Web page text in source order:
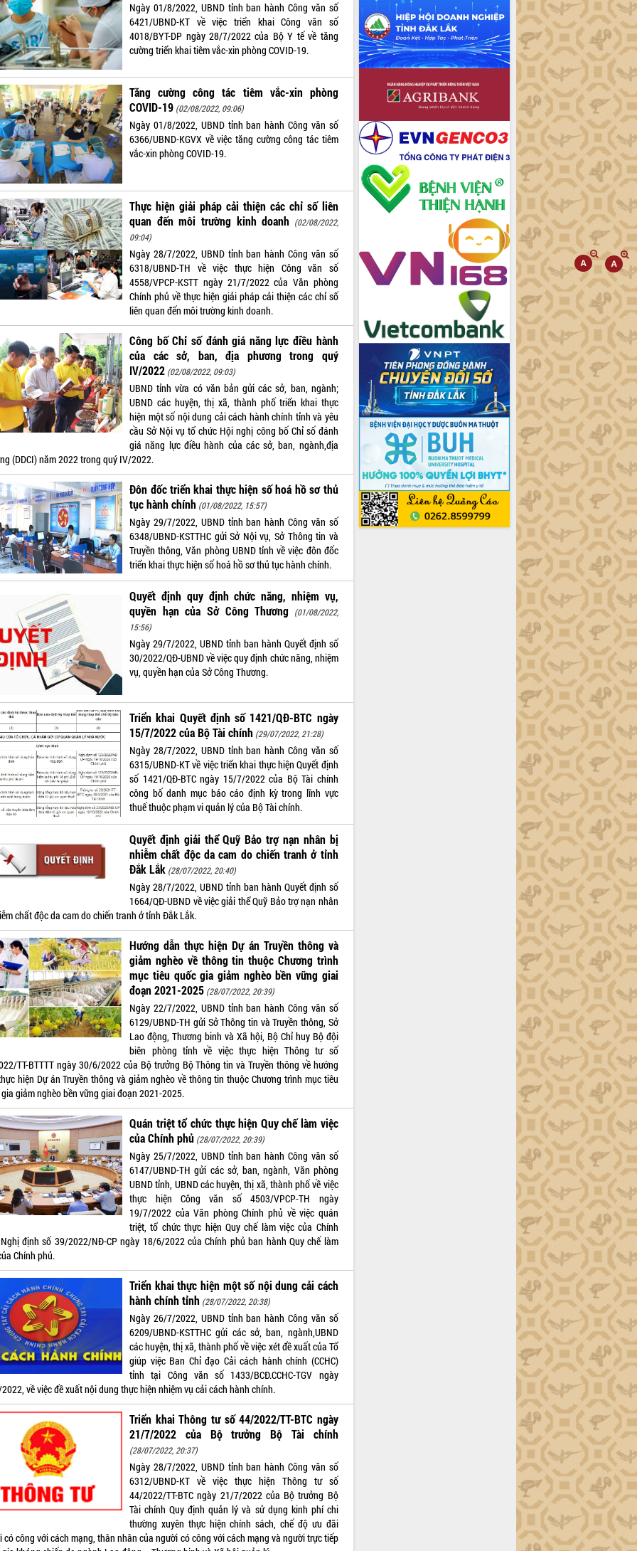
Ngày 01/8/2022, UBND tỉnh ban hành Công văn số
6421/UBND-KT về việc triển khai Công văn số
4018/BYT-DP ngày 28/7/2022 của Bộ Y tế về tăng
cường triển khai tiêm vắc-xin phòng COVID-19.
Tăng cường công tác tiêm vắc-xin phòng
COVID-19 (02/08/2022, 09:06)
Ngày 01/8/2022, UBND tỉnh ban hành Công văn số
6366/UBND-KGVX về việc tăng cường công tác tiêm
vắc-xin phòng COVID-19.
Thực hiện giải pháp cải thiện các chỉ số liên
quan đến môi trường kinh doanh (02/08/2022,
09:04)
Ngày 28/7/2022, UBND tỉnh ban hành Công văn số
6318/UBND-TH về việc thực hiện Công văn số
4558/VPCP-KSTT ngày 21/7/2022 của Văn phòng
Chính phủ về thực hiện giải pháp cải thiện các chỉ số
liên quan đến môi trường kinh doanh.
Công bố Chỉ số đánh giá năng lực điều hành
của các sở, ban, địa phương trong quý
IV/2022 (02/08/2022, 09:03)
UBND tỉnh vừa có văn bản gửi các sở, ban, ngành;
UBND các huyện, thị xã, thành phố triển khai thực
hiện một số nội dung cải cách hành chính tỉnh và yêu
cầu Sở Nội vụ tổ chức Hội nghị công bố Chỉ số đánh
giá năng lực điều hành của các sở, ban, ngành,địa
(DDCI) năm 2022 trong quý IV/2022.
Đôn đốc triển khai thực hiện số hoá hồ sơ thủ
tục hành chính (01/08/2022, 15:57)
Ngày 29/7/2022, UBND tỉnh ban hành Công văn số
6348/UBND-KSTTHC gửi Sở Nội vụ, Sở Thông tin và
Truyền thông, Văn phòng UBND tỉnh về việc đôn đốc
triển khai thực hiện số hoá hồ sơ thủ tục hành chính.
Quyết định quy định chức năng, nhiệm vụ,
quyền hạn của Sở Công Thương
(01/08/2022,
15:56)
Ngày 29/7/2022, UBND tỉnh ban hành Quyết định số
30/2022/QĐ-UBND về việc quy định chức năng, nhiệm
vụ, quyền hạn của Sở Công Thương.
Triển khai Quyết định số 1421/QĐ-BTC ngày
15/7/2022 của Bộ Tài chính (29/07/2022, 21:28)
Ngày 28/7/2022, UBND tỉnh ban hành Công văn số
6315/UBND-KT về việc triển khai thực hiện Quyết định
số 1421/QĐ-BTC ngày 15/7/2022 của Bộ Tài chính
công bố danh mục báo cáo định kỳ trong lĩnh vực
thuế thuộc phạm vi quản lý của Bộ Tài chính.
Quyết định giải thể Quỹ Bảo trợ nạn nhân bị
nhiễm chất độc da cam do chiến tranh ở tỉnh
Đắk Lắk (28/07/2022, 20:40)
Ngày 28/7/2022, UBND tỉnh ban hành Quyết định số
1664/QĐ-UBND về việc giải thể Quỹ Bảo trợ nạn nhân
chất độc da cam do chiến tranh ở tỉnh Đắk Lắk.
Hướng dẫn thực hiện Dự án Truyền thông và
giảm nghèo về thông tin thuộc Chương trình
mục tiêu quốc gia giảm nghèo bền vững giai
đoạn 2021-2025 (28/07/2022, 20:39)
Ngày 22/7/2022, UBND tỉnh ban hành Công văn số
6129/UBND-TH gửi Sở Thông tin và Truyền thông, Sở
Lao động, Thương binh và Xã hội, Bộ Chỉ huy Bộ đội
biên phòng tỉnh về việc thực hiện Thông tư số
TT-BTTTT ngày 30/6/2022 của Bộ trưởng Bộ Thông tin và Truyền thông về hướng
hiện Dự án Truyền thông và giảm nghèo về thông tin thuộc Chương trình mục tiêu
giảm nghèo bền vững giai đoạn 2021-2025.
Quán triệt tổ chức thực hiện Quy chế làm việc
của Chính phủ (28/07/2022, 20:39)
Ngày 25/7/2022, UBND tỉnh ban hành Công văn số
6147/UBND-TH gửi các sở, ban, ngành, Văn phòng
UBND tỉnh, UBND các huyện, thị xã, thành phố về việc
thực hiện Công văn số 4503/VPCP-TH ngày
19/7/2022 của Văn phòng Chính phủ về việc quán
triệt, tổ chức thực hiện Quy chế làm việc của Chính
định số 39/2022/NĐ-CP ngày 18/6/2022 của Chính phủ ban hành Quy chế làm
Chính phủ.
Triển khai thực hiện một số nội dung cải cách
hành chính tỉnh (28/07/2022, 20:38)
Ngày 26/7/2022, UBND tỉnh ban hành Công văn số
6209/UBND-KSTTHC gửi các sở, ban, ngành,UBND
các huyện, thị xã, thành phố về việc xét đề xuất của Tổ
giúp việc Ban Chỉ đạo Cải cách hành chính (CCHC)
tỉnh tại Công văn số 1433/BCĐ.CCHC-TGV ngày
về việc đề xuất nội dung thực hiện nhiệm vụ cải cách hành chính.
Triển khai Thông tư số 44/2022/TT-BTC ngày
21/7/2022 của Bộ trưởng Bộ Tài chính
(28/07/2022, 20:37)
Ngày 28/7/2022, UBND tỉnh ban hành Công văn số
6312/UBND-KT về việc thực hiện Thông tư số
44/2022/TT-BTC ngày 21/7/2022 của Bộ trưởng Bộ
Tài chính Quy định quản lý và sử dụng kinh phí chi
thường xuyên thực hiện chính sách, chế độ ưu đãi
có công với cách mạng, thân nhân của người có công với cách mạng và người trực tiếp